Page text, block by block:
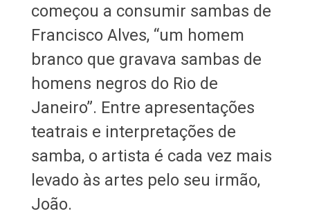
começou a consumir sambas de
Francisco Alves, “um homem
branco que gravava sambas de
homens negros do Rio de
Janeiro”. Entre apresentações
teatrais e interpretações de
samba, o artista é cada vez mais
levado às artes pelo seu irmão,
João.